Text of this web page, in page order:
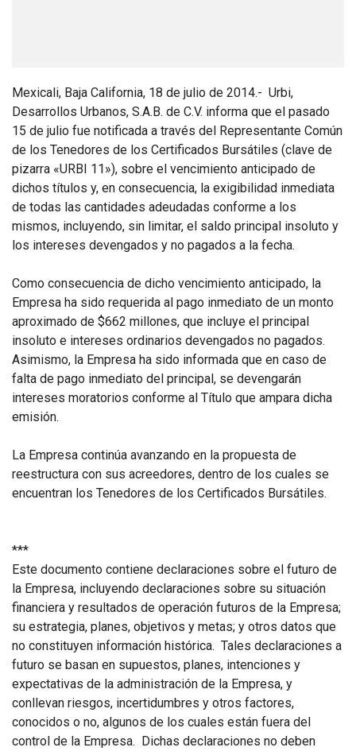
Mexicali, Baja California, 18 de julio de 2014.- Urbi,
Desarrollos Urbanos, S.A.B. de C.V. informa que el pasado
15 de julio fue notificada a través del Representante Común
de los Tenedores de los Certificados Bursátiles (clave de
pizarra «URBI 11»), sobre el vencimiento anticipado de
dichos títulos y, en consecuencia, la exigibilidad inmediata
de todas las cantidades adeudadas conforme a los
mismos, incluyendo, sin limitar, el saldo principal insoluto y
los intereses devengados y no pagados a la fecha.
Como consecuencia de dicho vencimiento anticipado, la
Empresa ha sido requerida al pago inmediato de un monto
aproximado de $662 millones, que incluye el principal
insoluto e intereses ordinarios devengados no pagados.
Asimismo, la Empresa ha sido informada que en caso de
falta de pago inmediato del principal, se devengarán
intereses moratorios conforme al Título que ampara dicha
emisión.
La Empresa continúa avanzando en la propuesta de
reestructura con sus acreedores, dentro de los cuales se
encuentran los Tenedores de los Certificados Bursátiles.
***
Este documento contiene declaraciones sobre el futuro de
la Empresa, incluyendo declaraciones sobre su situación
financiera y resultados de operación futuros de la Empresa;
su estrategia, planes, objetivos y metas; y otros datos que
no constituyen información histórica. Tales declaraciones a
futuro se basan en supuestos, planes, intenciones y
expectativas de la administración de la Empresa, y
conllevan riesgos, incertidumbres y otros factores,
conocidos o no, algunos de los cuales están fuera del
control de la Empresa. Dichas declaraciones no deben